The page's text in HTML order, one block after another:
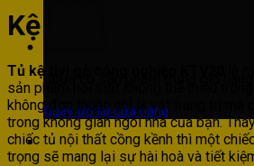
Quay trở lại cửa hàng
Kệ tivi – KTV20
Tủ kệ tivi gỗ công nghiệp KTV20
sản phẩm nội thất không thể thiếu trong
không đơn thuần chỉ là vật trang trí mà
trong không gian ngôi nhà của bạn.
chiếc tủ nội thất cồng kềnh thì một
trọng sẽ mang lại sự hài hoà và tiết